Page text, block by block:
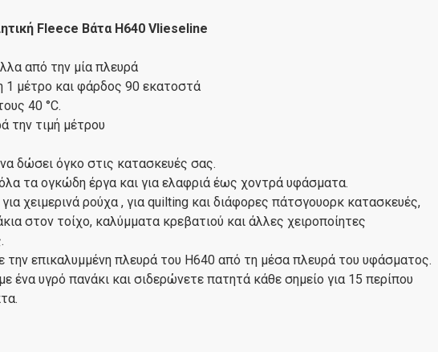
Fleece Βάτα H640 Vlieseline
από την μία πλευρά
1 μέτρο και φάρδος 90 εκατοστά
40 °C.
την τιμή μέτρου
δώσει όγκο στις κατασκευές σας.
όλα τα ογκώδη έργα και για ελαφριά έως χοντρά υφάσματα.
χειμερινά ρούχα , για quilting και διάφορες πάτσγουορκ κατασκευές,
στον τοίχο, καλύμματα κρεβατιού και άλλες χειροποίητες
την επικαλυμμένη πλευρά του H640 από τη μέσα πλευρά του υφάσματος.
ένα υγρό πανάκι και σιδερώνετε πατητά κάθε σημείο για 15 περίπου